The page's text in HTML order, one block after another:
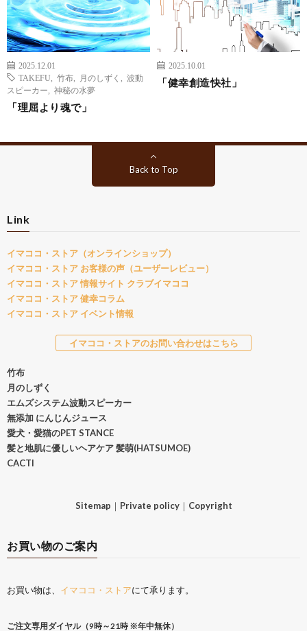
2025.12.01
TAKEFU
竹布 月のしずく
波動
スピーカー
神秘の水夢
「理屈より魂で」
2025.10.01
「健幸創造快社」
Back to Top
Link
イマココ・ストア（オンラインショップ）
イマココ・ストア お客様の声（ユーザーレビュー）
イマココ・ストア 情報サイト クラブイマココ
イマココ・ストア 健幸コラム
イマココ・ストア イベント情報
イマココ・ストアのお問い合わせはこちら
竹布
月のしずく
エムズシステム波動スピーカー
無添加 にんじんジュース
愛犬・愛猫のPET STANCE
髪と地肌に優しいヘアケア 髪萌(HATSUMOE)
CACTI
Sitemap ｜ Private policy｜ Copyright
お買い物のご案内
お買い物は、 イマココ・ストアにて承ります。
ご注文専用ダイヤル（9時～21時 ※年中無休）